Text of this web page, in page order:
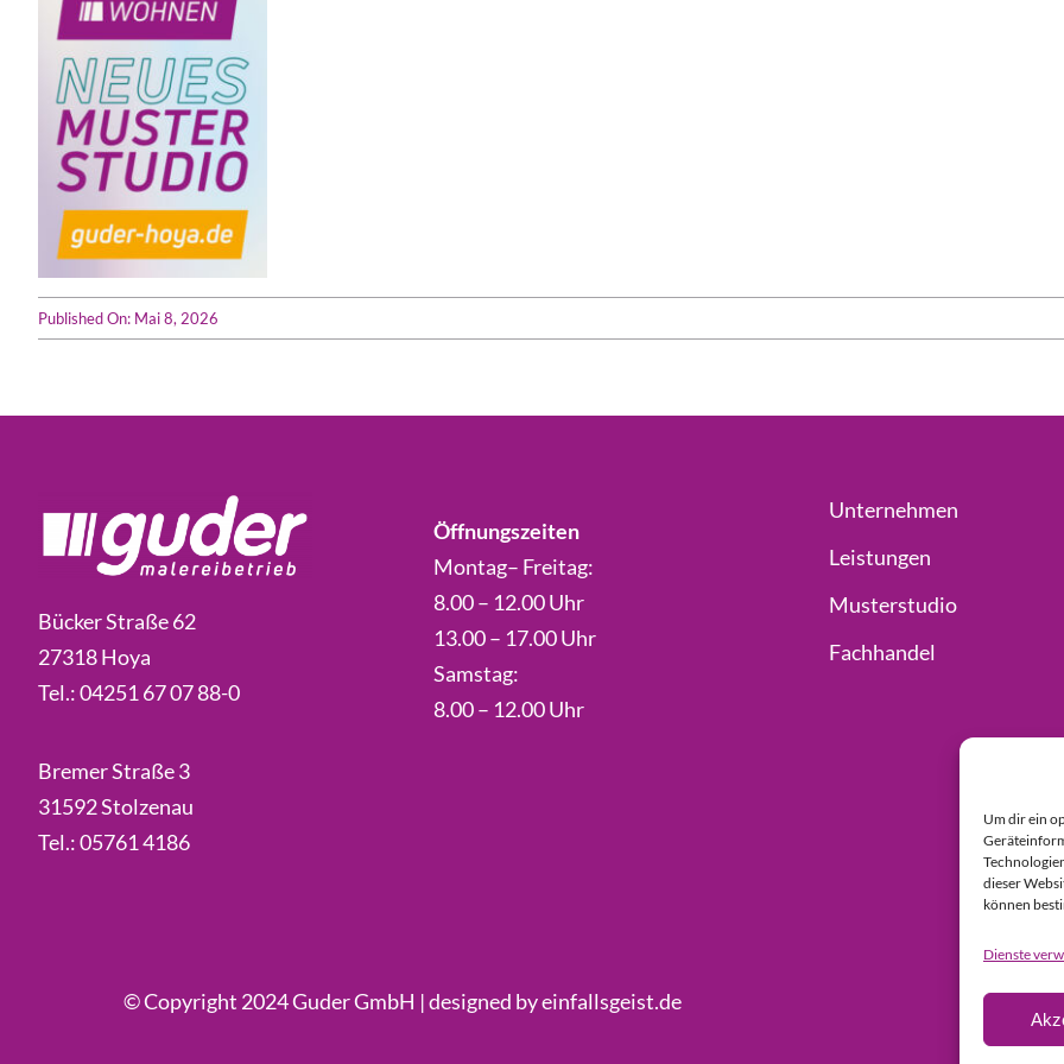
Um dir ein
dieser
können
Dienste
Published On: Mai 8, 2026
Bücker Straße 62
27318 Hoya
Tel.:04251 67 07 88-0
Bremer Straße 3
31592 Stolzenau
Tel.:05761 4186
Öffnungszeiten
Montag– Freitag:
8.00 – 12.00 Uhr
13.00 – 17.00 Uhr
Samstag:
8.00 – 12.00 Uhr
Unternehmen
Leistungen
Musterstudio
Fachhandel
© Copyright 2024 Guder GmbH |designed byeinfallsgeist.de